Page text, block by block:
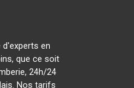
en
que ce soit
24h/24
Nos tarifs